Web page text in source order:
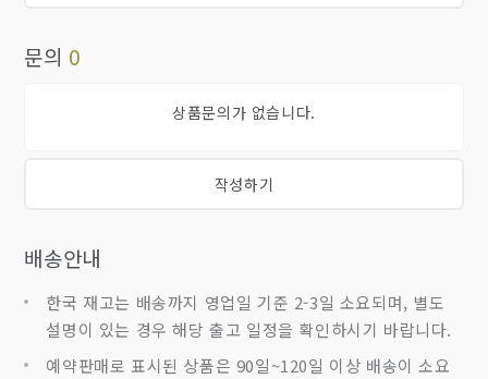
문의 0
상품문의가 없습니다.
작성하기
배송안내
한국 재고는 배송까지 영업일 기준 2-3일 소요되며, 별도
설명이 있는 경우 해당 출고 일정을 확인하시기 바랍니다.
예약판매로 표시된 상품은 90일~120일 이상 배송이 소요